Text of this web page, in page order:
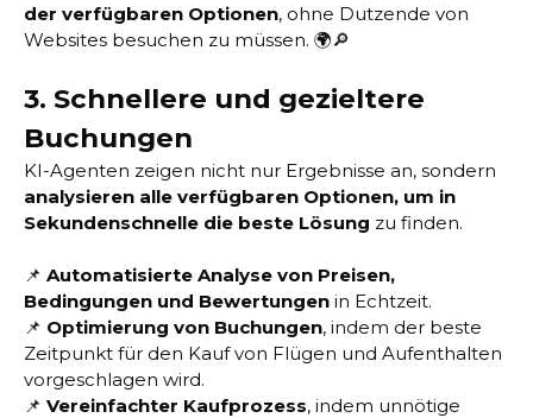
der verfügbaren Optionen, ohne Dutzende von
Websites besuchen zu müssen. 🌍🔎
3. Schnellere und gezieltere
Buchungen
KI-Agenten zeigen nicht nur Ergebnisse an, sondern
analysieren alle verfügbaren Optionen, um in
Sekundenschnelle die beste Lösung zu finden.
📌 Automatisierte Analyse von Preisen,
Bedingungen und Bewertungen in Echtzeit.
📌 Optimierung von Buchungen, indem der beste
Zeitpunkt für den Kauf von Flügen und Aufenthalten
vorgeschlagen wird.
📌 Vereinfachter Kaufprozess, indem unnötige